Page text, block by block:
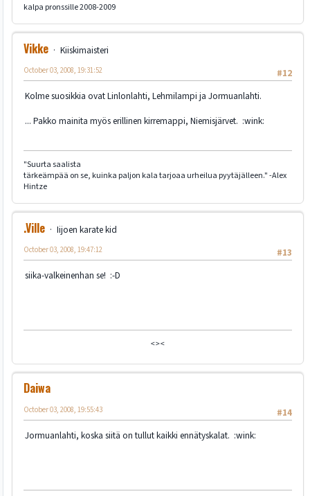
kalpa pronssille 2008-2009
Vikke
Kiiskimaisteri
#12
October 03, 2008, 19:31:52
Kolme suosikkia ovat Linlonlahti, Lehmilampi ja Jormuanlahti.
... Pakko mainita myös erillinen kirremappi, Niemisjärvet. :wink:
"Suurta saalista
tärkeämpää on se, kuinka paljon kala tarjoaa urheilua pyytäjälleen." -Alex
Hintze
.Ville
Iijoen karate kid
#13
October 03, 2008, 19:47:12
siika-valkeinenhan se! :-D
Daiwa
#14
October 03, 2008, 19:55:43
Jormuanlahti, koska siitä on tullut kaikki ennätyskalat. :wink: